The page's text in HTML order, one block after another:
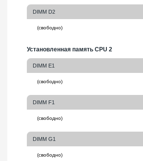
DIMM D2
Установленная память CPU 2
DIMM E1
DIMM F1
DIMM G1